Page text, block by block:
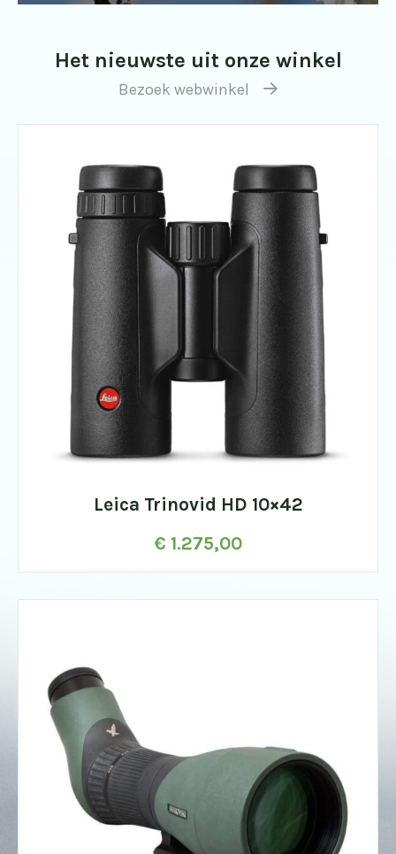
Het nieuwste uit onze winkel
Bezoek webwinkel
Leica Trinovid HD 10×42
€ 1.275,00